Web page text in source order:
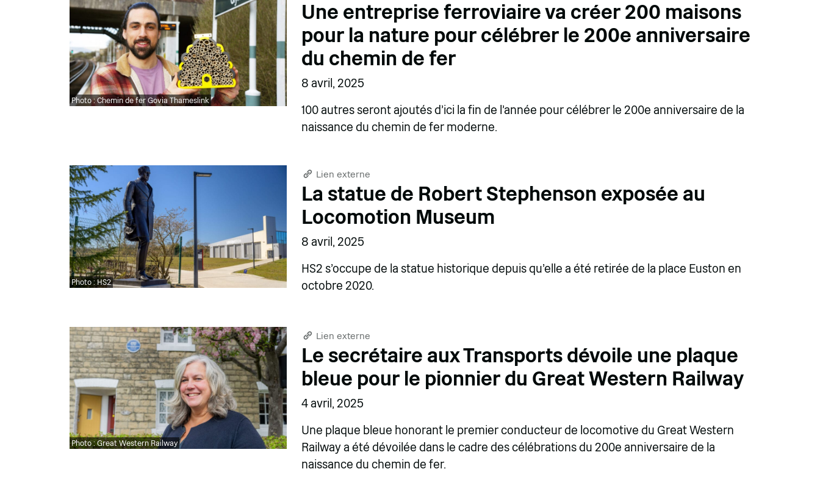
Photo : Chemin de fer Govia Thameslink
Une entreprise ferroviaire va créer 200 maisons
pour la nature pour célébrer le 200e anniversaire
du chemin de fer
8 avril, 2025
100 autres seront ajoutés d'ici la fin de l'année pour célébrer le 200e anniversaire de la
naissance du chemin de fer moderne.
Photo : HS2
Lien externe
La statue de Robert Stephenson exposée au
Locomotion Museum
8 avril, 2025
HS2 s'occupe de la statue historique depuis qu'elle a été retirée de la place Euston en
octobre 2020.
Photo : Great Western Railway
Lien externe
Le secrétaire aux Transports dévoile une plaque
bleue pour le pionnier du Great Western Railway
4 avril, 2025
Une plaque bleue honorant le premier conducteur de locomotive du Great Western
Railway a été dévoilée dans le cadre des célébrations du 200e anniversaire de la
naissance du chemin de fer.